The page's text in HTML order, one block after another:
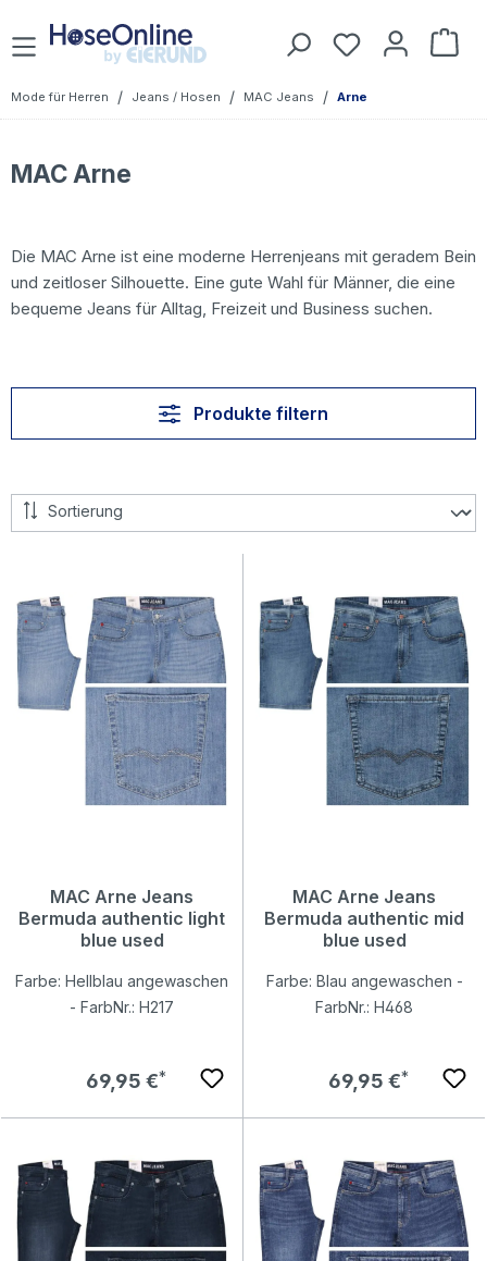
Zum Hauptinhalt springen Du hast 0
Mode für Herren / Jeans / Hosen / MAC Jeans / Arne
MAC Arne
Die MAC Arne ist eine moderne Herrenjeans mit geradem Bein
und zeitloser Silhouette. Eine gute Wahl für Männer, die eine
bequeme Jeans für Alltag, Freizeit und Business suchen.
Produkte filtern
MAC Arne Jeans
Bermuda authentic light
blue used
Farbe: Hellblau angewaschen
- FarbNr.: H217
Regulärer Preis:
69,95 €
MAC Arne Jeans
Bermuda authentic mid
blue used
Farbe: Blau angewaschen -
FarbNr.: H468
Regulärer Preis:
69,95 €